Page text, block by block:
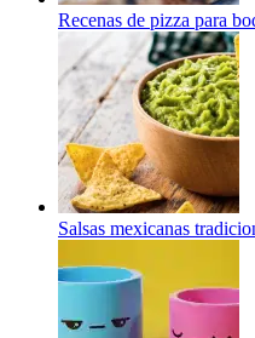
Recenas de pizza para
Salsas mexicanas